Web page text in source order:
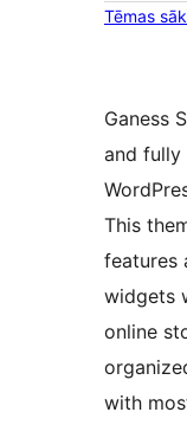
Tēmas
Ganess
and fully
This
features
widgets
online
with